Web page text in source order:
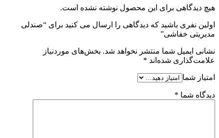
هیچ دیدگاهی برای این محصول نوشته نشده است.
اولین نفری باشید که دیدگاهی را ارسال می کنید برای “صندلی
مدیریتی خفاشی”
نشانی ایمیل شما منتشر نخواهد شد. بخش‌های موردنیاز
علامت‌گذاری شده‌اند *
امتیاز شما
دیدگاه شما *